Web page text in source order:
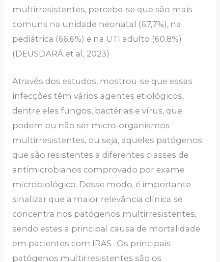
multirresistentes, percebe-se que são mais
comuns na unidade neonatal (67,7%), na
pediátrica (66,6%) e na UTI adulto (60.8%)
(DEUSDARÁ et al, 2023)
Através dos estudos, mostrou-se que essas
infecções têm vários agentes etiológicos,
dentre eles fungos, bactérias e vírus, que
podem ou não ser micro-organismos
multirresistentes, ou seja, aqueles patógenos
que são resistentes a diferentes classes de
antimicrobianos comprovado por exame
microbiológico. Desse modo, é importante
sinalizar que a maior relevância clínica se
concentra nos patógenos multirresistentes,
sendo estes a principal causa de mortalidade
em pacientes com IRAS . Os principais
patógenos multirresistentes são os